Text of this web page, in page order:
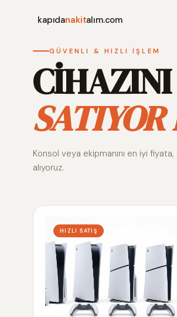
kapıdanakitalım.com
GÜVENLI & HIZLI İŞLEM
CİHAZINI
Konsol veya ekipmanını en iyi
alıyoruz.
HIZLI SATIŞ